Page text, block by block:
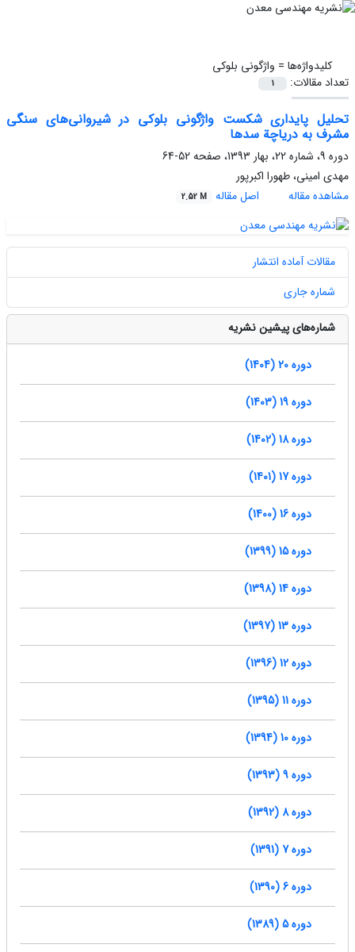
کلیدواژه‌ها = واژگونی بلوکی
تعداد مقالات:
1
تحلیل پایداری شکست واژگونی بلوکی در شیروانی‌های سنگی
مشرف به دریاچة‌‌ سدها
دوره 9، شماره 22، بهار 1393، صفحه
52-64
مهدی امینی، طهورا اکبرپور
مشاهده مقاله
اصل مقاله 2.52 M
مقالات آماده انتشار
شماره جاری
شماره‌های پیشین نشریه
دوره 20 (1404)
دوره 19 (1403)
دوره 18 (1402)
دوره 17 (1401)
دوره 16 (1400)
دوره 15 (1399)
دوره 14 (1398)
دوره 13 (1397)
دوره 12 (1396)
دوره 11 (1395)
دوره 10 (1394)
دوره 9 (1393)
دوره 8 (1392)
دوره 7 (1391)
دوره 6 (1390)
دوره 5 (1389)